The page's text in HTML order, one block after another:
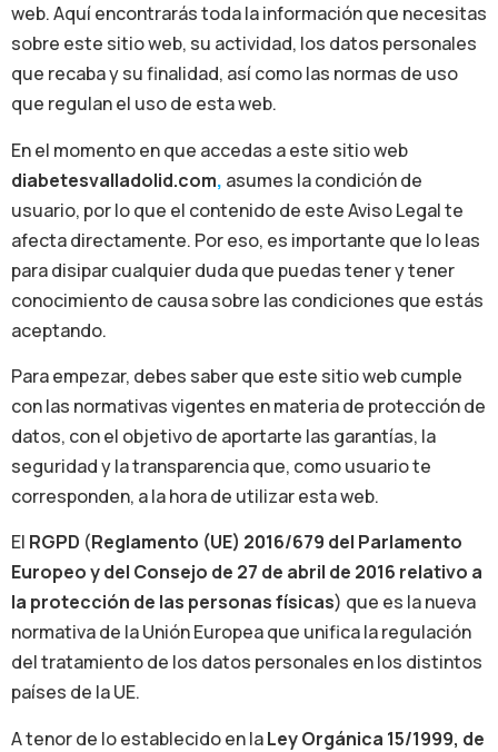
web. Aquí encontrarás toda la información que necesitas
sobre este sitio web, su actividad, los datos personales
que recaba y su finalidad, así como las normas de uso
que regulan el uso de esta web.
En el momento en que accedas a este sitio web
diabetesvalladolid.com, asumes la condición de
usuario, por lo que el contenido de este Aviso Legal te
afecta directamente. Por eso, es importante que lo leas
para disipar cualquier duda que puedas tener y tener
conocimiento de causa sobre las condiciones que estás
aceptando.
Para empezar, debes saber que este sitio web cumple
con las normativas vigentes en materia de protección de
datos, con el objetivo de aportarte las garantías, la
seguridad y la transparencia que, como usuario te
corresponden, a la hora de utilizar esta web.
El RGPD (Reglamento (UE) 2016/679 del Parlamento
Europeo y del Consejo de 27 de abril de 2016 relativo a
la protección de las personas físicas) que es la nueva
normativa de la Unión Europea que unifica la regulación
del tratamiento de los datos personales en los distintos
países de la UE.
A tenor de lo establecido en laLey Orgánica 15/1999, de